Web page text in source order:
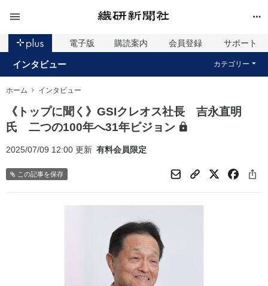
電子版 購読案内 会員登録 サポート
インタビュー カテゴリー
ホーム インタビュー
《トップに聞く》GSIクレオス社長 吉永直明
氏 二つの100年へ31年ビジョン
2025/07/09 12:00 更新 有料会員限定
この記事を保存